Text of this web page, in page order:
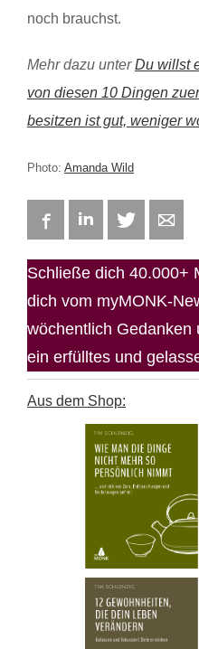
noch brauchst.
Mehr dazu unterDu willst
von diesen 10 Dingen
besitzen ist gut, weniger
Photo: Amanda Wild
FacebookLinkedIn Twitter
Schließe dich 40.000+
dich vom myMONK-
wöchentlich Gedanken
ein erfülltes und
Aus dem Shop: